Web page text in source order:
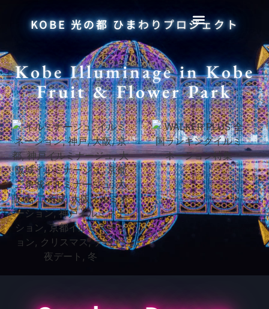
KOBE 光の都 ひまわりプロジェクト
Kobe Illuminage in Kobe
Fruit & Flower Park